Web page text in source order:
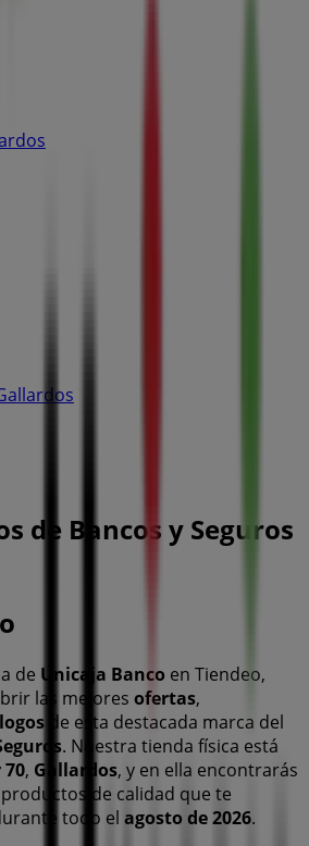
de Bancos y Seguros
de Unicaja Banco en Tiendeo,
las mejores ofertas,
de esta destacada marca del
. Nuestra tienda física está
70, Gallardos, y en ella encontrarás
de calidad que te
todo el agosto de 2026.